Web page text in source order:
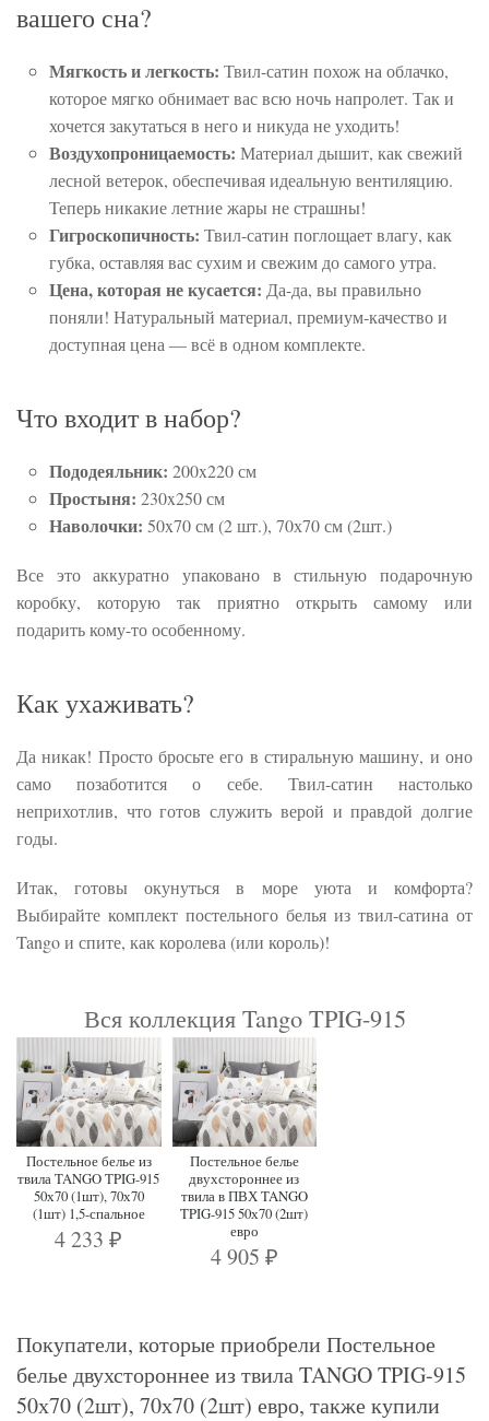
вашего сна?
Мягкость и легкость: Твил-сатин похож на облачко,
которое мягко обнимает вас всю ночь напролет. Так и
хочется закутаться в него и никуда не уходить!
Воздухопроницаемость: Материал дышит, как свежий
лесной ветерок, обеспечивая идеальную вентиляцию.
Теперь никакие летние жары не страшны!
Гигроскопичность: Твил-сатин поглощает влагу, как
губка, оставляя вас сухим и свежим до самого утра.
Цена, которая не кусается: Да-да, вы правильно
поняли! Натуральный материал, премиум-качество и
доступная цена — всё в одном комплекте.
Что входит в набор?
Пододеяльник: 200x220 см
Простыня: 230x250 см
Наволочки: 50x70 см (2 шт.), 70х70 см (2шт.)
Все это аккуратно упаковано в стильную подарочную
коробку, которую так приятно открыть самому или
подарить кому-то особенному.
Как ухаживать?
Да никак! Просто бросьте его в стиральную машину, и оно
само позаботится о себе. Твил-сатин настолько
неприхотлив, что готов служить верой и правдой долгие
годы.
Итак, готовы окунуться в море уюта и комфорта?
Выбирайте комплект постельного белья из твил-сатина от
Tango и спите, как королева (или король)!
Вся коллекция Tango TPIG-915
Постельное белье из
твила TANGO TPIG-915
50х70 (1шт), 70х70
(1шт) 1,5-спальное
4 233₽
Постельное белье
двухстороннее из
твила в ПВХ TANGO
TPIG-915 50х70 (2шт)
евро
4 905 ₽
Покупатели, которые приобрели Постельное
белье двухстороннее из твила TANGO TPIG-915
50х70 (2шт), 70х70 (2шт) евро, также купили